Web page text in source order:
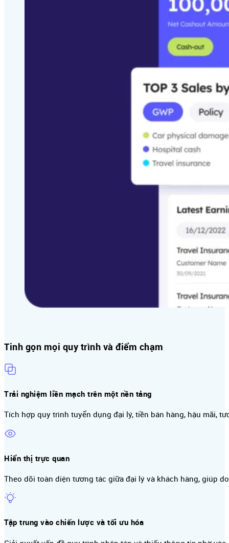
Tinh gọn mọi quy trình và điểm chạm
Trải nghiệm liền mạch trên một nền tảng
Tích hợp quy trình tuyển dụng đại lý, tiền bán hàng, hậu mãi,
Hiển thị trực quan
Theo dõi toàn diện tương tác giữa đại lý và khách hàng, giúp
Tập trung vào chiến lược và tối ưu hóa